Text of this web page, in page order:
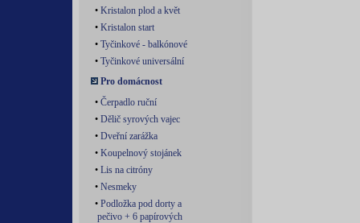
• Kristalon plod a květ
• Kristalon start
• Tyčinkové - balkónové
• Tyčinkové universální
Pro domácnost
• Čerpadlo ruční
• Dělič syrových vajec
• Dveřní zarážka
• Koupelnový stojánek
• Lis na citróny
• Nesmeky
• Podložka pod dorty a
pečivo + 6 papírových